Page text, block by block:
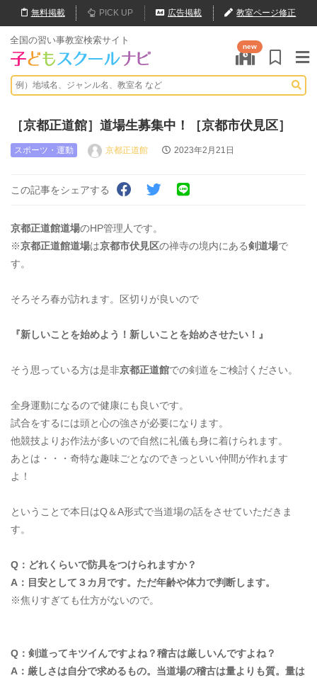
無料掲載 PICK UP 広告掲載 教室ページ修正
全国の習い事教室検索サイト
new
［京都正道館］道場生募集中！［京都市伏見区］
スポーツ・運動 京都正道館 2023年2月21日
この記事をシェアする
京都正道館道場のHP管理人です。
※京都正道館道場は京都市伏見区の禅寺の境内にある剣道場で
す。
そろそろ春が訪れます。区切りが良いので
『新しいことを始めよう！新しいことを始めさせたい！』
そう思っている方は是非京都正道館での剣道をご検討ください。
全身運動になるので健康にも良いです。
試合をするには頭と心の強さが必要になります。
他競技よりお作法が多いので自然に礼儀も身に着けられます。
あとは・・・奇特な趣味ごとなのできっといい仲間が作れます
よ！
ということで本日はQ＆A形式で当道場の話をさせていただきま
す。
Q：どれくらいで防具をつけられますか？
A：目安として３カ月です。ただ年齢や体力で判断します。
※焦りすぎても仕方がないので。
Q：剣道ってキツイんですよね？稽古は厳しいんですよね？
A：厳しさは自分で求めるもの。当道場の稽古は量よりも質。量は